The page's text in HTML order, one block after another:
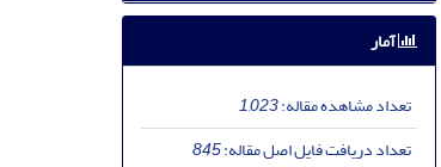
آمار
تعداد مشاهده مقاله:1,023
تعداد دریافت فایل اصل مقاله:845